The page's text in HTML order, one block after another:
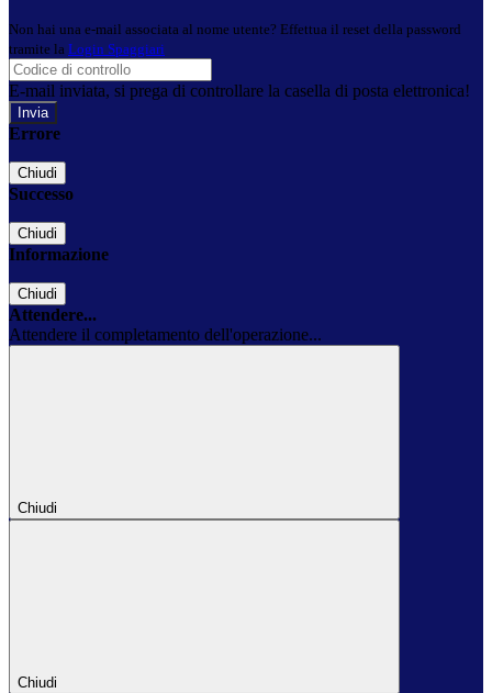
Non hai una e-mail associata al nome utente? Effettua il reset della password
tramite la Login Spaggiari
E-mail inviata, si prega di controllare la casella di posta elettronica!
Errore
Chiudi
Successo
Chiudi
Informazione
Chiudi
Attendere...
Attendere il completamento dell'operazione...
Chiudi
Chiudi